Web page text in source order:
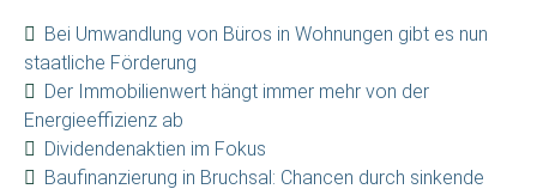
Bei Umwandlung von Büros in Wohnungen gibt es nun
staatliche Förderung
Der Immobilienwert hängt immer mehr von der
Energieeffizienz ab
Dividendenaktien im Fokus
Baufinanzierung in Bruchsal: Chancen durch sinkende